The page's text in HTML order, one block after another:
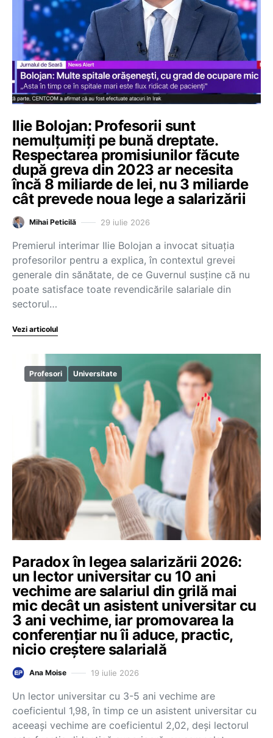
Ilie Bolojan: Profesorii sunt
nemulțumiți pe bună dreptate.
Respectarea promisiunilor făcute
după greva din 2023 ar necesita
încă 8 miliarde de lei, nu 3 miliarde
cât prevede noua lege a salarizării
Mihai Peticilă 29 iulie 2026
Premierul interimar Ilie Bolojan a invocat situația
profesorilor pentru a explica, în contextul grevei
generale din sănătate, de ce Guvernul susține că nu
poate satisface toate revendicările salariale din
sectorul…
Vezi articolul
Profesori Universitate
Paradox în legea salarizării 2026:
un lector universitar cu 10 ani
vechime are salariul din grilă mai
mic decât un asistent universitar cu
3 ani vechime, iar promovarea la
conferențiar nu îi aduce, practic,
nicio creștere salarială
Ana Moise 19 iulie 2026
Un lector universitar cu 3-5 ani vechime are
coeficientul 1,98, în timp ce un asistent universitar cu
aceeași vechime are coeficientul 2,02, deși lectorul